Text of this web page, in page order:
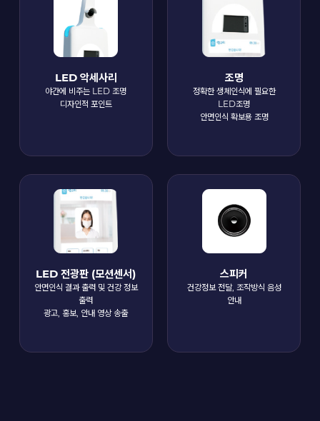
LED 악세사리
야간에 비주는 LED 조명
디자인적 포인트
조명
정확한 생체인식에 필요한
LED조명
안면인식 확보용 조명
LED 전광판 (모션센서)
안면인식 결과 출력 및 건강 정보
출력
광고, 홍보, 안내 영상 송출
스피커
건강정보 전달, 조작방식 음성
안내